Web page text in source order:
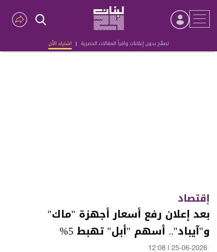
تصفّح بدون إعلانات واقرأ المقالات الحصرية | اشترك الآن
Advertisement
إقتصاد
بعد إعلان رفع أسعار أجهزة "ماك"
و"آيباد".. أسهم "أبل" تهبط 5%
25-06-2026
12:08